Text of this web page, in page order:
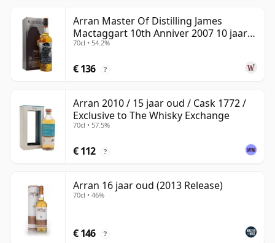
Arran Master Of Distilling James
Mactaggart 10th Anniver 2007 10 jaar
oud
70cl • 54.2%
€ 136 ?
Arran 2010 / 15 jaar oud / Cask 1772 /
Exclusive to The Whisky Exchange
70cl • 57.5%
€ 112 ?
Arran 16 jaar oud (2013 Release)
70cl • 46%
€ 146 ?